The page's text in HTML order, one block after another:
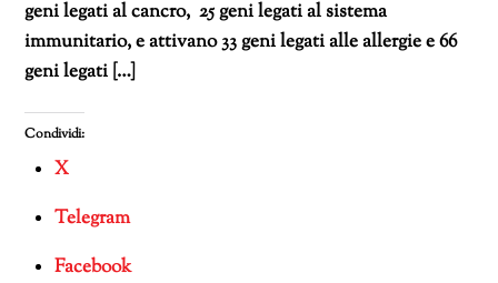
geni legati al cancro, 25 geni legati al sistema
immunitario, e attivano 33 geni legati alle allergie e 66
geni legati […]
Condividi:
X
Telegram
Facebook